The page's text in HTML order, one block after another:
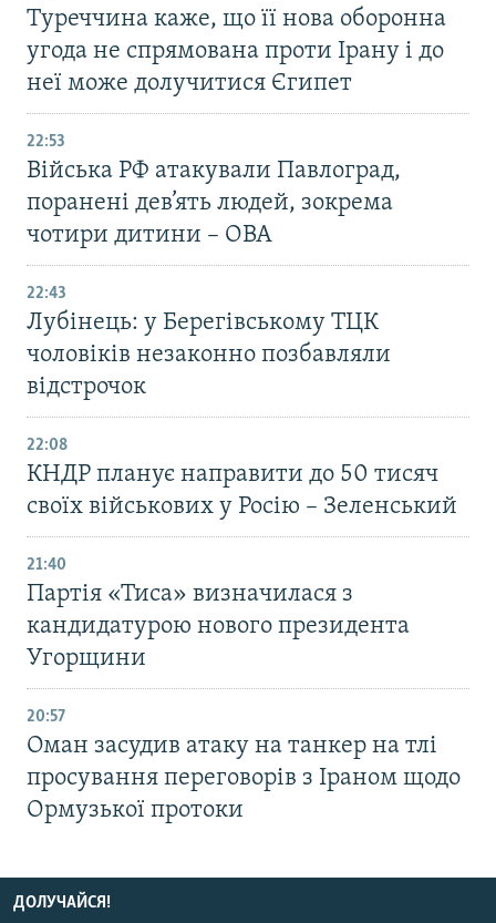
Туреччина каже, що її нова оборонна
угода не спрямована проти Ірану і до
неї може долучитися Єгипет
22:53
Війська РФ атакували Павлоград,
поранені дев’ять людей, зокрема
чотири дитини – ОВА
22:43
Лубінець: у Берегівському ТЦК
чоловіків незаконно позбавляли
відстрочок
22:08
КНДР планує направити до 50 тисяч
своїх військових у Росію – Зеленський
21:40
Партія «Тиса» визначилася з
кандидатурою нового президента
Угорщини
20:57
Оман засудив атаку на танкер на тлі
просування переговорів з Іраном щодо
Ормузької протоки
ДОЛУЧАЙСЯ!